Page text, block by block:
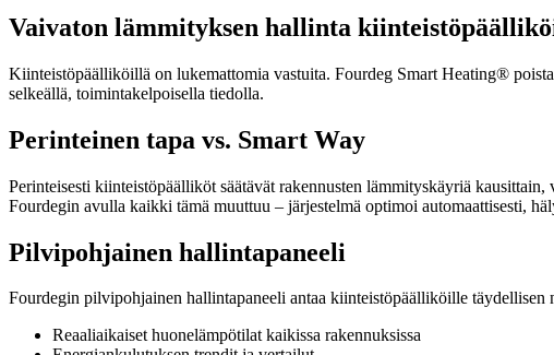
Vaivaton lämmityksen hallinta
Kiinteistöpäälliköillä on lukemattomia vastuita. Fourdeg Smart Heating®
selkeällä, toimintakelpoisella tiedolla.
Perinteinen tapa vs. Smart Way
Perinteisesti kiinteistöpäälliköt säätävät rakennusten lämmityskäyriä
Fourdegin avulla kaikki tämä muuttuu – järjestelmä optimoi automaattisesti,
Pilvipohjainen hallintapaneeli
Fourdegin pilvipohjainen hallintapaneeli antaa kiinteistöpäälliköille täydellisen
Reaaliaikaiset huonelämpötilat kaikissa rakennuksissa